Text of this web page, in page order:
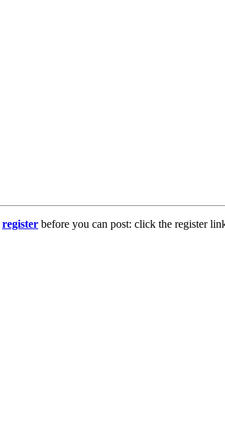
register before you can post: click the register